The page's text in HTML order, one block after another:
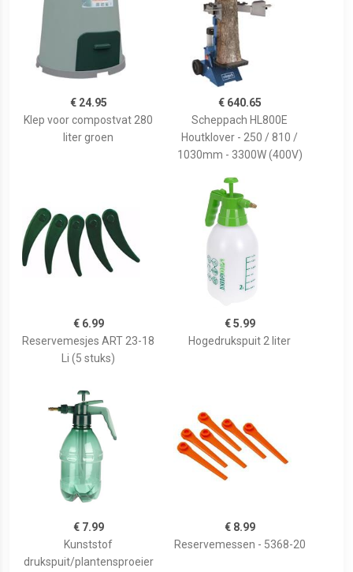
€ 24.95
Klep voor compostvat 280
liter groen
€ 640.65
Scheppach HL800E
Houtklover - 250 / 810 /
1030mm - 3300W (400V)
€ 6.99
Reservemesjes ART 23-18
Li (5 stuks)
€ 5.99
Hogedrukspuit 2 liter
€ 7.99
Kunststof
drukspuit/plantensproeier
€ 8.99
Reservemessen - 5368-20